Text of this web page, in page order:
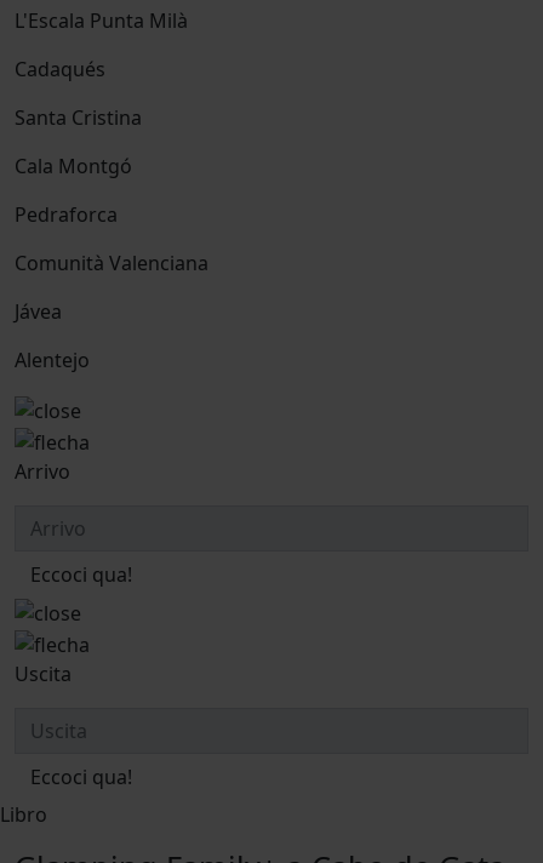
L'Escala Punta Milà
Cadaqués
Santa Cristina
Cala Montgó
Pedraforca
Comunità Valenciana
Jávea
Alentejo
Arrivo
Eccoci qua!
Uscita
Eccoci qua!
Libro